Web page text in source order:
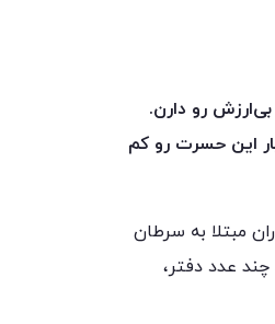
رو دارن.
این حسرت رو کم
مبتلا به سرطان
چند عدد دفتر،